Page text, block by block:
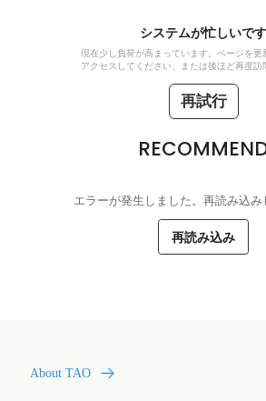
システムが忙しいです
現在少し負荷が高まっています。ページを更
アクセスしてください、または後ほど再度訪
再試行
エラーが発生しました。再読み込
再読み込み
About TAO